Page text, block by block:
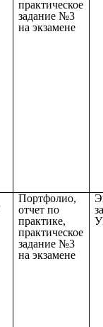
практическое
задание №3
на экзамене
Портфолио,
отчет по
практике,
практическое
задание №3
на экзамене